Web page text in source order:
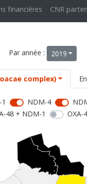
financières CNR
Par année : 2019
complex)
NDM-4
48 + NDM-1 OXA-